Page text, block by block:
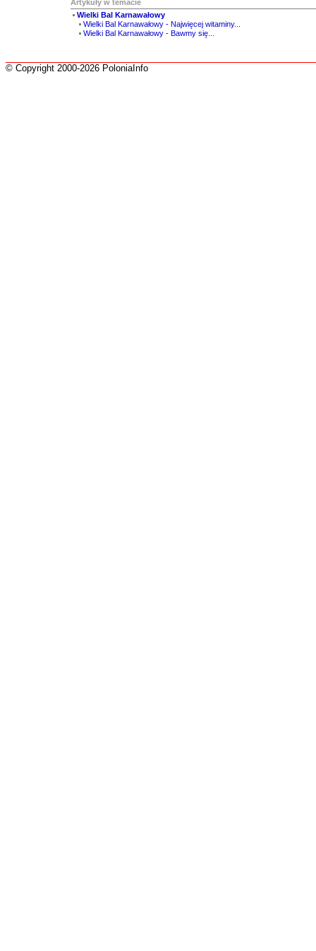
Artykuły w temacie
Wielki Bal Karnawałowy
Wielki Bal Karnawałowy - Najwięcej witaminy...
Wielki Bal Karnawałowy - Bawmy się...
© Copyright 2000-2026 PoloniaInfo